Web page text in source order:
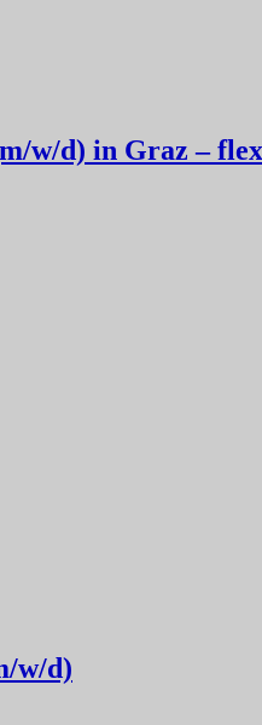
w/d) in Graz –
w/d)